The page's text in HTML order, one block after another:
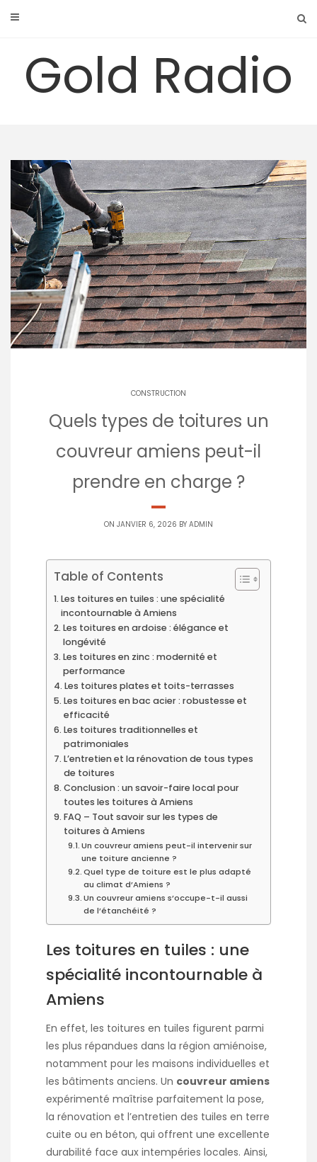
Gold Radio
CONSTRUCTION
Quels types de toitures un
couvreur amiens peut-il
prendre en charge ?
ON JANVIER 6, 2026 BY ADMIN
Table of Contents
Les toitures en tuiles : une spécialité
incontournable à Amiens
Les toitures en ardoise : élégance et
longévité
Les toitures en zinc : modernité et
performance
Les toitures plates et toits-terrasses
Les toitures en bac acier : robustesse et
efficacité
Les toitures traditionnelles et
patrimoniales
L’entretien et la rénovation de tous types
de toitures
Conclusion : un savoir-faire local pour
toutes les toitures à Amiens
FAQ – Tout savoir sur les types de
toitures à Amiens
Un couvreur amiens peut-il intervenir sur
une toiture ancienne ?
Quel type de toiture est le plus adapté
au climat d’Amiens ?
Un couvreur amiens s’occupe-t-il aussi
de l’étanchéité ?
Les toitures en tuiles : une
spécialité incontournable à
Amiens
En effet, les toitures en tuiles figurent parmi
les plus répandues dans la région amiénoise,
notamment pour les maisons individuelles et
les bâtiments anciens. Un couvreur amiens
expérimenté maîtrise parfaitement la pose,
la rénovation et l’entretien des tuiles en terre
cuite ou en béton, qui offrent une excellente
durabilité face aux intempéries locales. Ainsi,